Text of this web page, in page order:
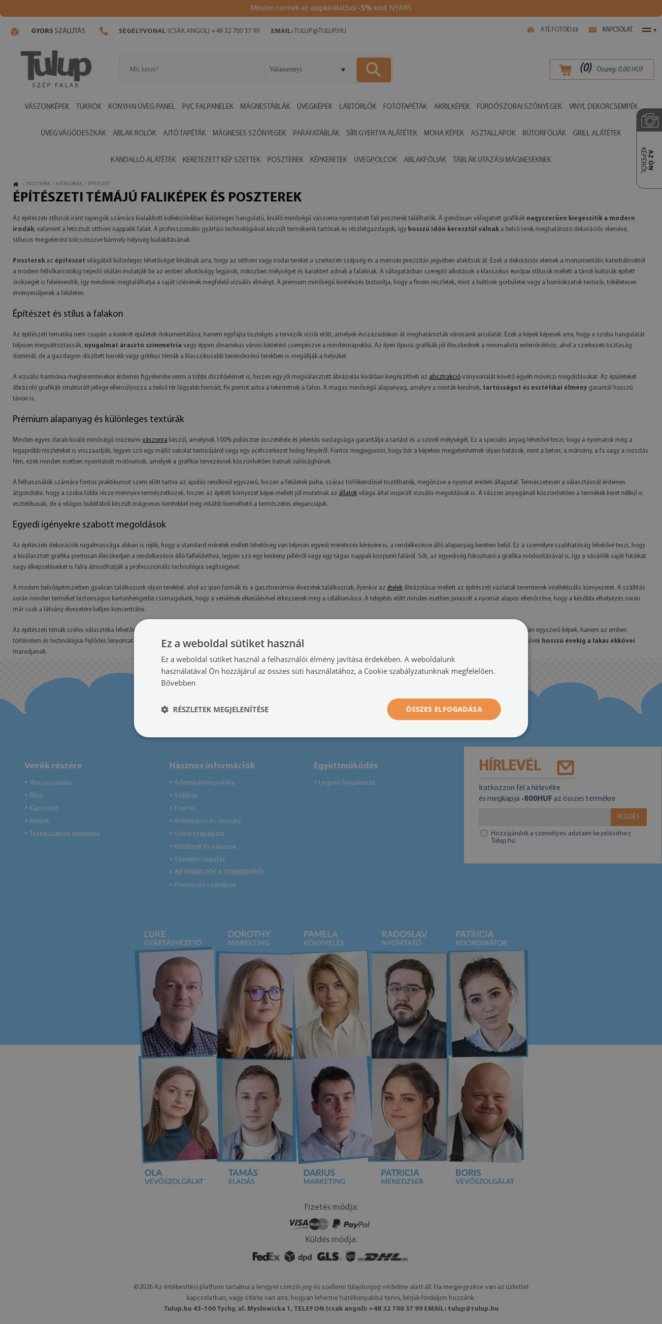
Minden termék az alapkínálatból -5% kód: NYAR5
A TE FOTÓID (0) KAPCSOLAT ▾
GYORS SZÁLLÍTÁS SEGÉLYVONAL (CSAK ANGOL) +48 32 700 37 99 EMAIL: TULUP@TULUP.HU
Valamennyi (0) Összeg: 0,00 HUF
VÁSZONKÉPEK TÜKRÖK KONYHAI ÜVEG PANEL PVC FALPANELEK MÁGNESTÁBLÁK ÜVEGKÉPEK LÁBTÖRLŐK FOTÓTAPÉTÁK AKRILKÉPEK FÜRDŐSZOBAI SZŐNYEGEK VINYL DEKORCSEMPÉK
ÜVEG VÁGÓDESZKÁK ABLAK ROLÓK AJTÓ TAPÉTÁK MÁGNESES SZŐNYEGEK PARAFATÁBLÁK SÍRI GYERTYA ALÁTÉTEK MOHA KÉPEK ASZTALLAPOK BÚTORFÓLIÁK GRILL ALÁTÉTEK
KANDALLÓ ALÁTÉTEK KERETEZETT KÉP SZETTEK POSZTEREK KÉPKERETEK ÜVEGPOLCOK ABLAKFÓLIÁK TÁBLÁK UTAZÁSI MÁGNESEKNEK AZ ÖN
KÉPÉRŐL
/ POSZTEREK / KATEGÓRIÁK / ÉPÍTÉSZET
ÉPÍTÉSZETI TÉMÁJÚ FALIKÉPEK ÉS POSZTEREK
Az építészeti stílusok iránt rajongók számára kialakított kollekciónkban különleges hangulatú, kiváló minőségű vászonra nyomtatott fali poszterek találhatók. A gondosan válogatott grafikák nagyszerűen kiegészítik a modern
irodák, valamint a letisztult otthoni nappalik falait. A professzionális gyártási technológiával készült termékeink tartósak és részletgazdagok, így hosszú időn keresztül válnak a belső terek meghatározó dekorációs elemévé,
stílusos megjelenést kölcsönözve bármely helyiség kialakításának.
Poszterek az építészet világából különleges lehetőséget kínálnak arra, hogy az otthoni vagy irodai tereket a szerkezeti szépség és a mérnöki precizitás jegyében alakítsuk át. Ezek a dekorációs elemek a monumentális katedrálisoktól
a modern felhőkarcolókig terjedő skálán mutatják be az emberi alkotóvágy legjavát, miközben mélységet és karaktert adnak a falaknak. A válogatásban szereplő alkotások a klasszikus európai stílusok mellett a távoli kultúrák épített
örökségét is felelevenítik, így mindenki megtalálhatja a saját ízlésének megfelelő vizuális élményt. A prémium minőségű kivitelezés biztosítja, hogy a finom részletek, mint a boltívek görbületei vagy a homlokzatok textúrái, tökéletesen
érvényesüljenek a felületen.
Építészet és stílus a falakon
Az építészeti tematika nem csupán a konkrét épületek dokumentálása, hanem egyfajta tisztelgés a tervezők víziói előtt, amelyek évszázadokon át meghatározták városaink arculatát. Ezek a képek képesek arra, hogy a szoba hangulatát
teljesen megváltoztassák, nyugalmat árasztó szimmetria vagy éppen dinamikus városi lüktetést csempészve a mindennapokba. Az ilyen típusú grafikák jól illeszkednek a minimalista enteriőrökhöz, ahol a szerkezeti tisztaság
dominál, de a gazdagon díszített barokk vagy gótikus témák a klasszikusabb berendezésű terekben is megállják a helyüket.
A vizuális harmónia megteremtésekor érdemes figyelembe venni a többi díszítőelemet is, hiszen egy jól megválasztott ábrázolás kiválóan kiegészítheti az absztrakció irányvonalát követő egyéb művészi megoldásokat. Az épületeket
ábrázoló grafikák strukturált jellege ellensúlyozza a belső tér lágyabb formáit, fix pontot adva a tekintetnek a falon. A magas minőségű alapanyag, amelyre a minták kerülnek, tartósságot és esztétikai élmény garantál hosszú
távon is.
Prémium alapanyag és különleges textúrák
Minden egyes darab kiváló minőségű múzeumi vászonra készül, amelynek 100% poliészter összetétele és jelentős vastagsága garantálja a tartást és a színek mélységét. Ez a speciális anyag lehetővé teszi, hogy a nyomatok még a
legapróbb részleteket is visszaadják, legyen szó egy málló vakolat textúrájáról vagy egy acélszerkezet hideg fényéről. Fontos megjegyezni, hogy bár a képeken megjelenhetnek olyan hatások, mint a beton, a márvány, a fa vagy a rozsdás
fém, ezek minden esetben nyomtatott motívumok, amelyek a grafikai tervezésnek köszönhetően hatnak valósághűnek.
A felhasználók számára fontos praktikumot szem előtt tartva az ápolás rendkívül egyszerű, hiszen a felületek puha, száraz törlőkendővel tisztíthatók, megőrizve a nyomat eredeti állapotát. Természetesen a választásnál érdemes
átgondolni, hogy a szoba többi része mennyire természetközeli, hiszen az épített környezet képei mellett jól mutatnak az állatok világa által inspirált vizuális megoldások is. A vászon anyagának köszönhetően a termékek keret nélkül is
esztétikusak, de a világos bükkfából készült mágneses keretekkel még inkább kiemelhető a természetes eleganciájuk.
Egyedi igényekre szabott megoldások
Az építészeti dekorációk rugalmassága abban is rejlik, hogy a standard méretek mellett lehetőség van teljesen egyedi méretezés kérésére is, a rendelkezésre álló alapanyag keretein belül. Ez a személyre szabhatóság lehetővé teszi, hogy
a kiválasztott grafika pontosan illeszkedjen a rendelkezésre álló falfelülethez, legyen szó egy keskeny pillérről vagy egy tágas nappali központi faláról. Sőt, az egyediség fokozható a grafika módosításával is, így a vásárlók saját fotóikat
vagy elképzeléseiket is falra álmodhatják a professzionális technológia segítségével.
A modern belsőépítészetben gyakran találkozunk olyan terekkel, ahol az ipari formák és a gasztronómiai élvezetek találkoznak, ilyenkor az ételek ábrázolásai mellett az építészeti vázlatok teremtenek intellektuális környezetet. A szállítás
során minden terméket biztonságos kartonhengerbe csomagolunk, hogy a sérülések elkerülésével érkezzenek meg a célállomásra. A telepítés előtt minden esetben javasolt a nyomat alapos ellenőrzése, hogy a későbbi elhelyezés során
már csak a látvány élvezetére kelljen koncentrálni.
Az építészeti témák széles választéka lehetővé teszi, hogy mindenki a saját lakberendezési stílusához mérten válasszon a történelmi és kortárs megoldások közül. Ezek az alkotások nem csupán egyszerű képek, hanem az emberi
történelem és technológiai fejlődés lenyomatai, amelyek méltóságot kölcsönöznek a falaknak. A minőségi alapanyag és a precíz nyomtatási eljárás együttesen biztosítja, hogy a kiválasztott művek hosszú évekig a lakás ékkövei
maradjanak.
Vevők részére
● Visszacsatolás
● Blog
● Kapcsolat
● Rólunk
● Testreszabott termékek
Hasznos információk
● Adatvédelmi politika
● Szállítás
● Fizetés
● Reklamáció és visszáru
● Üzleti szabályzat
● Kérdések és válaszok
● Szerelési utasítás
● INFORMÁCIÓK A TERMÉKEKRŐL
● Promóciós szabályok
Együttműködés
● Legyen forgalmazó
HÍRLEVÉL
Iratkozzon fel a hírlevélre
és megkapja -800HUFaz összes termékre
KÜLDÉS
Hozzájárulok a személyes adataim kezeléséhez
Tulup.hu
Fizetés módja:
Küldés módja:
©2026 Az értékesítési platform tartalma a lengyel szerzői jog és szellemi tulajdonjog védelme alatt áll. Ha megjegyzése van az üzlettel
kapcsolatban, vagy ötlete van arra, hogyan lehetne hatékonyabbá tenni, kérjük forduljon hozzánk.
Tulup.hu 43-100 Tychy, ul. Mysłowicka 1, TELEFON (csak angol): +48 32 700 37 99 EMAIL: tulup@tulup.hu
Ez a weboldal sütiket használ
Ez a weboldal sütiket használ a felhasználói élmény javítása érdekében. A weboldalunk
használatával Ön hozzájárul az összes süti használatához, a Cookie szabályzatunknak megfelelően.
Bővebben
ÖSSZES ELFOGADÁSA
RÉSZLETEK MEGJELENÍTÉSE